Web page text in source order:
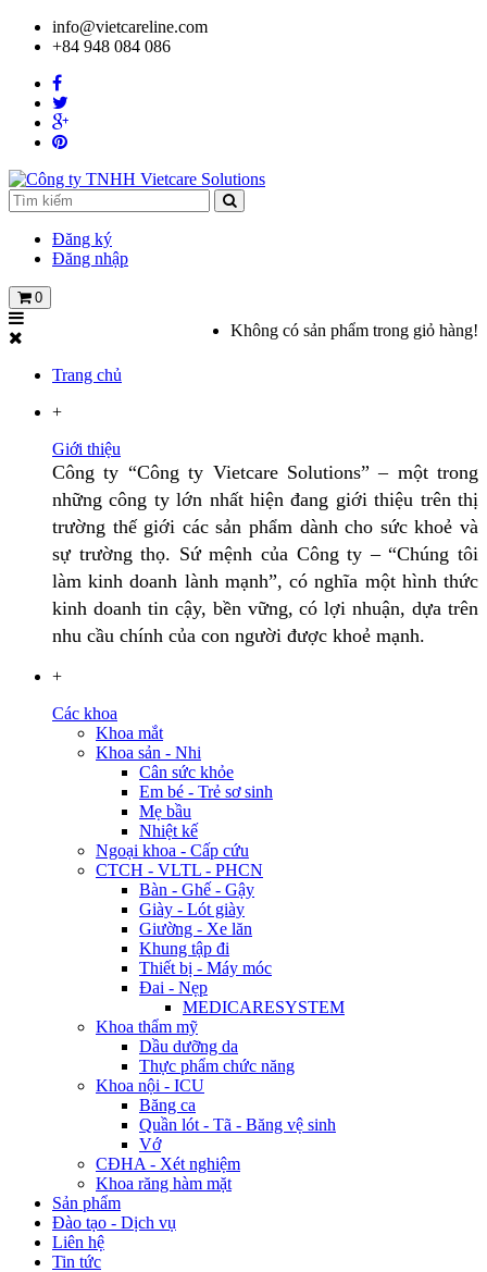
info@vietcareline.com
+84 948 084 086
Đăng ký
Đăng nhập
0
Không có sản phẩm trong giỏ hàng!
Trang chủ
+
Giới thiệu
Công ty “Công ty Vietcare Solutions” – một trong
những công ty lớn nhất hiện đang giới thiệu trên thị
trường thế giới các sản phẩm dành cho sức khoẻ và
sự trường thọ. Sứ mệnh của Công ty – “Chúng tôi
làm kinh doanh lành mạnh”, có nghĩa một hình thức
kinh doanh tin cậy, bền vững, có lợi nhuận, dựa trên
nhu cầu chính của con người được khoẻ mạnh.
+
Các khoa
Khoa mắt
Khoa sản - Nhi
Cân sức khỏe
Em bé - Trẻ sơ sinh
Mẹ bầu
Nhiệt kế
Ngoại khoa - Cấp cứu
CTCH - VLTL - PHCN
Bàn - Ghế - Gậy
Giày - Lót giày
Giường - Xe lăn
Khung tập đi
Thiết bị - Máy móc
Đai - Nẹp
MEDICARESYSTEM
Khoa thẩm mỹ
Dầu dưỡng da
Thực phẩm chức năng
Khoa nội - ICU
Băng ca
Quần lót - Tã - Băng vệ sinh
Vớ
CĐHA - Xét nghiệm
Khoa răng hàm mặt
Sản phẩm
Đào tạo - Dịch vụ
Liên hệ
Tin tức